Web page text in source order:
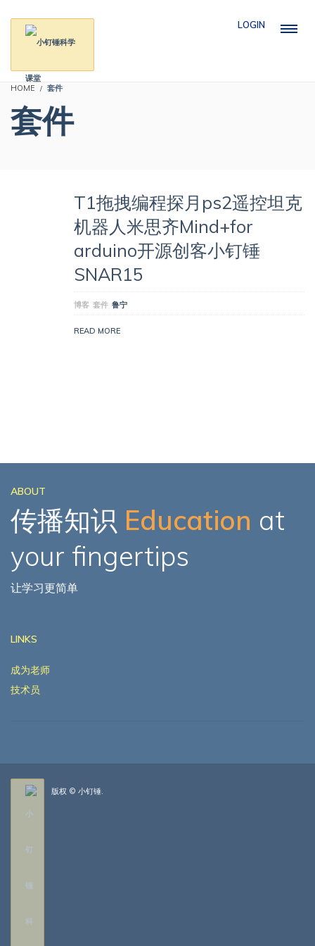
LOGIN
HOME 套件
套件
T1拖拽编程探月ps2遥控坦克
机器人米思齐Mind+for
arduino开源创客小钉锤
SNAR15
博客 套件 鲁宁
READ MORE
ABOUT
传播知识 Education at
your fingertips
让学习更简单
LINKS
成为老师
技术员
版权 © 小钉锤.